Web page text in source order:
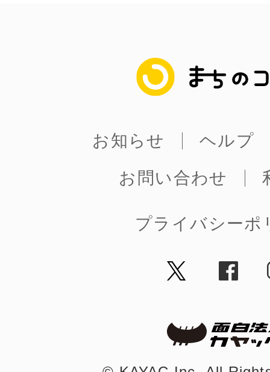
まちのコイン
お知らせ
ヘルプ
お問い合わせ
プライバシーポ